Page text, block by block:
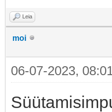
Leia
moi
06-07-2023,